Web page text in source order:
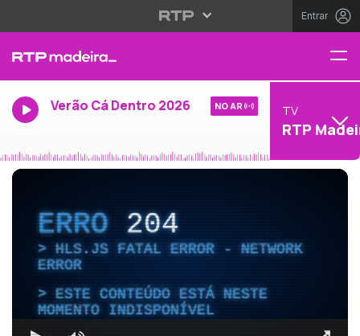
Entrar
Verão Cá Dentro 2026 NO AR TV
RTP
ERRO204
HLS.JS FATAL ERROR - NETWORK
ERROR
ESTE CONTEÚDO ESTÁ NESTE
MOMENTO INDISPONÍVEL